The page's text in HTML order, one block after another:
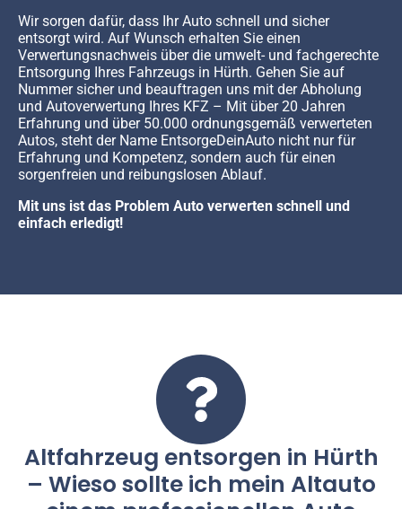
Wir sorgen dafür, dass Ihr Auto schnell und sicher
entsorgt wird. Auf Wunsch erhalten Sie einen
Verwertungsnachweis über die umwelt- und fachgerechte
Entsorgung Ihres Fahrzeugs in Hürth. Gehen Sie auf
Nummer sicher und beauftragen uns mit der Abholung
und Autoverwertung Ihres KFZ – Mit über 20 Jahren
Erfahrung und über 50.000 ordnungsgemäß verwerteten
Autos, steht der Name EntsorgeDeinAuto nicht nur für
Erfahrung und Kompetenz, sondern auch für einen
sorgenfreien und reibungslosen Ablauf.
Mit uns ist das Problem Auto verwerten schnell und
einfach erledigt!
Altfahrzeug entsorgen in Hürth
– Wieso sollte ich mein Altauto